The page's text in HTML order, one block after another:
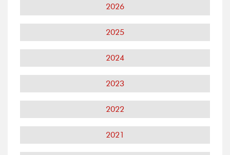
2026
2025
2024
2023
2022
2021